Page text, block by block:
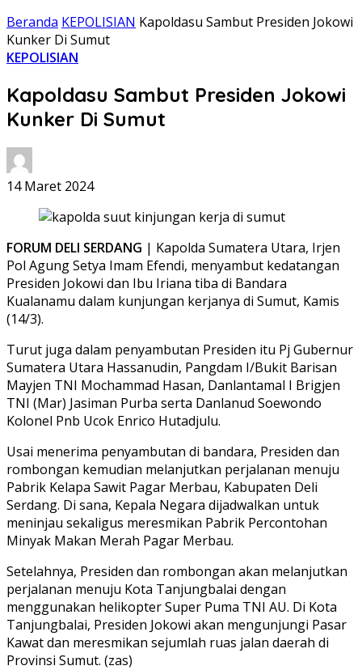
Beranda KEPOLISIAN Kapoldasu Sambut Presiden Jokowi
Kunker Di Sumut
KEPOLISIAN
Kapoldasu Sambut Presiden Jokowi
Kunker Di Sumut
14 Maret 2024
FORUM DELI SERDANG | Kapolda Sumatera Utara, Irjen
Pol Agung Setya Imam Efendi, menyambut kedatangan
Presiden Jokowi dan Ibu Iriana tiba di Bandara
Kualanamu dalam kunjungan kerjanya di Sumut, Kamis
(14/3).
Turut juga dalam penyambutan Presiden itu Pj Gubernur
Sumatera Utara Hassanudin, Pangdam I/Bukit Barisan
Mayjen TNI Mochammad Hasan, Danlantamal I Brigjen
TNI (Mar) Jasiman Purba serta Danlanud Soewondo
Kolonel Pnb Ucok Enrico Hutadjulu.
Usai menerima penyambutan di bandara, Presiden dan
rombongan kemudian melanjutkan perjalanan menuju
Pabrik Kelapa Sawit Pagar Merbau, Kabupaten Deli
Serdang. Di sana, Kepala Negara dijadwalkan untuk
meninjau sekaligus meresmikan Pabrik Percontohan
Minyak Makan Merah Pagar Merbau.
Setelahnya, Presiden dan rombongan akan melanjutkan
perjalanan menuju Kota Tanjungbalai dengan
menggunakan helikopter Super Puma TNI AU. Di Kota
Tanjungbalai, Presiden Jokowi akan mengunjungi Pasar
Kawat dan meresmikan sejumlah ruas jalan daerah di
Provinsi Sumut. (zas)